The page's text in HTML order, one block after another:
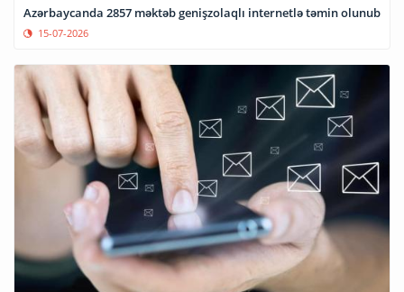
Azərbaycanda 2857 məktəb genişzolaqlı internetlə təmin olunub
15-07-2026